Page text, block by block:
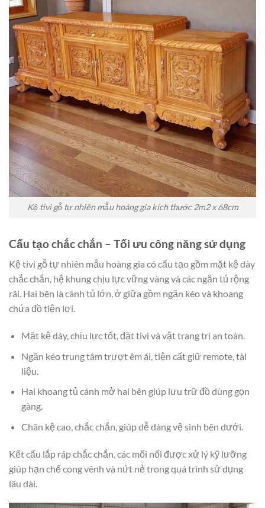
Kệ tivi gỗ tự nhiên mẫu hoàng gia kích thước 2m2 x 68cm
Cấu tạo chắc chắn – Tối ưu công năng sử dụng
Kệ tivi gỗ tự nhiên mẫu hoàng gia có cấu tạo gồm mặt kệ dày
chắc chắn, hệ khung chịu lực vững vàng và các ngăn tủ rộng
rãi. Hai bên là cánh tủ lớn, ở giữa gồm ngăn kéo và khoang
chứa đồ tiện lợi.
Mặt kệ dày, chịu lực tốt, đặt tivi và vật trang trí an toàn.
Ngăn kéo trung tâm trượt êm ái, tiện cất giữ remote, tài
liệu.
Hai khoang tủ cánh mở hai bên giúp lưu trữ đồ dùng gọn
gàng.
Chân kệ cao, chắc chắn, giúp dễ dàng vệ sinh bên dưới.
Kết cấu lắp ráp chắc chắn, các mối nối được xử lý kỹ lưỡng
giúp hạn chế cong vênh và nứt nẻ trong quá trình sử dụng
lâu dài.